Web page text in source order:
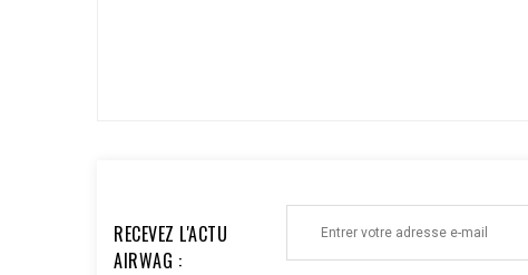
RECEVEZ L'ACTU
AIRWAG :